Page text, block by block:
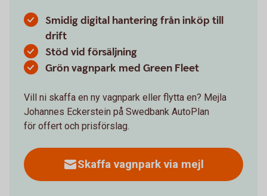
Smidig digital hantering från inköp till
drift
Stöd vid försäljning
Grön vagnpark med Green Fleet
Vill ni skaffa en ny vagnpark eller flytta en? Mejla
Johannes Eckerstein på Swedbank AutoPlan
för offert och prisförslag.
Skaffa vagnpark via mejl